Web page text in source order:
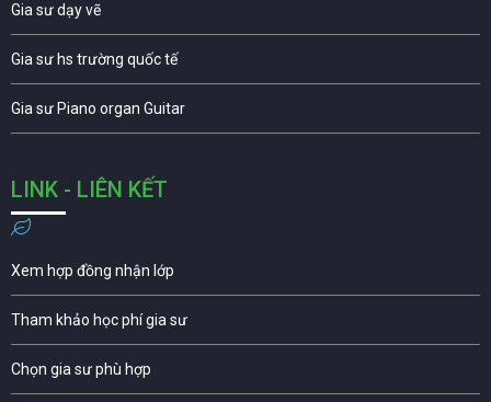
Gia sư dạy vẽ
Gia sư hs trường quốc tế
Gia sư Piano organ Guitar
LINK - LIÊN KẾT
Xem hợp đồng nhận lớp
Tham khảo học phí gia sư
Chọn gia sư phù hợp